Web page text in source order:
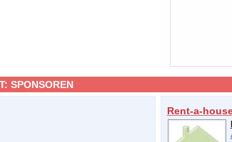
SPONSOREN
Rent-a-